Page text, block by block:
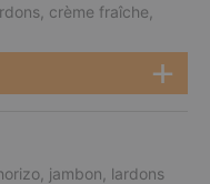
crème fraîche,
jambon, lardons